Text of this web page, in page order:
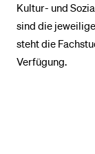
Kultur- und
sind die
steht die
Verfügung.
Förderer
Medien